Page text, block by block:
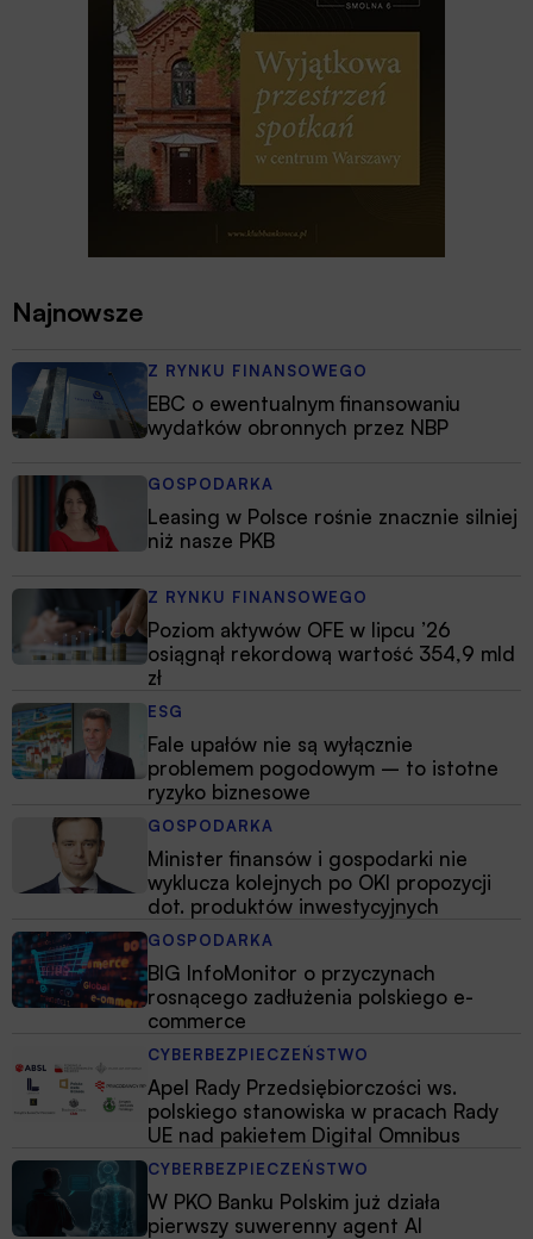
Najnowsze
Z RYNKU FINANSOWEGO
EBC o ewentualnym finansowaniu
wydatków obronnych przez NBP
GOSPODARKA
Leasing w Polsce rośnie znacznie silniej
niż nasze PKB
Z RYNKU FINANSOWEGO
Poziom aktywów OFE w lipcu ’26
osiągnął rekordową wartość 354,9 mld
zł
ESG
Fale upałów nie są wyłącznie
problemem pogodowym – to istotne
ryzyko biznesowe
GOSPODARKA
Minister finansów i gospodarki nie
wyklucza kolejnych po OKI propozycji
dot. produktów inwestycyjnych
GOSPODARKA
BIG InfoMonitor o przyczynach
rosnącego zadłużenia polskiego e-
commerce
CYBERBEZPIECZEŃSTWO
Apel Rady Przedsiębiorczości ws.
polskiego stanowiska w pracach Rady
UE nad pakietem Digital Omnibus
CYBERBEZPIECZEŃSTWO
W PKO Banku Polskim już działa
pierwszy suwerenny agent AI